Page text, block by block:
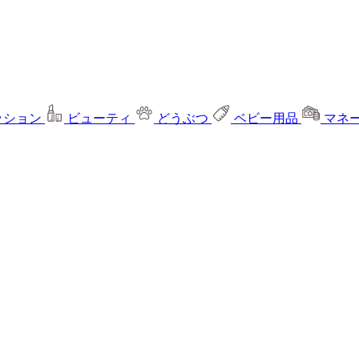
ョン ビューティ どうぶつ ベビー用品 マネ